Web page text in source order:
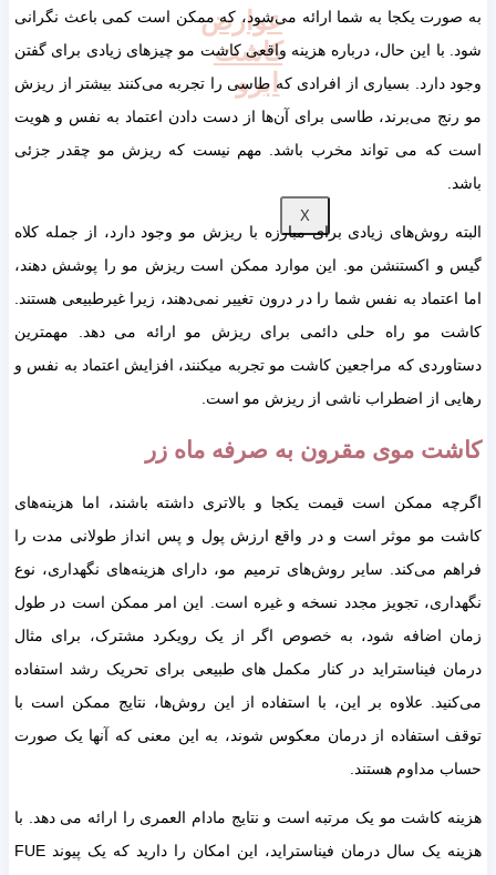
عوارض
کاشت
ابرو
X
به صورت یکجا به شما ارائه می‌شود، که ممکن است کمی باعث نگرانی
شود. با این حال، درباره هزینه واقعی کاشت مو چیزهای زیادی برای گفتن
وجود دارد. بسیاری از افرادی که طاسی را تجربه می‌کنند بیشتر از ریزش
مو رنج می‌برند، طاسی برای آن‌ها از دست دادن اعتماد به نفس و هویت
است که می تواند مخرب باشد. مهم نیست که ریزش مو چقدر جزئی
باشد.
البته روش‌های زیادی برای مبارزه با ریزش مو وجود دارد، از جمله کلاه
گیس و اکستنشن مو. این موارد ممکن است ریزش مو را پوشش دهند،
اما اعتماد به نفس شما را در درون تغییر نمی‌دهند، زیرا غیرطبیعی هستند.
کاشت مو راه حلی دائمی برای ریزش مو ارائه می دهد. مهمترین
دستاوردی که مراجعین کاشت مو تجربه می‎کنند، افزایش اعتماد به نفس و
رهایی از اضطراب ناشی از ریزش مو است.
کاشت موی مقرون به صرفه ماه زر
اگرچه ممکن است قیمت یکجا و بالاتری داشته باشند، اما هزینه‌های
کاشت مو موثر است و در واقع ارزش پول و پس انداز طولانی مدت را
فراهم می‌کند. سایر روش‌های ترمیم مو، دارای هزینه‌های نگهداری، نوع
نگهداری، تجویز مجدد نسخه و غیره است. این امر ممکن است در طول
زمان اضافه شود، به خصوص اگر از یک رویکرد مشترک، برای مثال
درمان فیناستراید در کنار مکمل های طبیعی برای تحریک رشد استفاده
می‌کنید. علاوه بر این، با استفاده از این روش‌ها، نتایج ممکن است با
توقف استفاده از درمان معکوس شوند، به این معنی که آنها یک صورت
حساب مداوم هستند.
هزینه کاشت مو یک‎ مرتبه است و نتایج مادام العمری را ارائه می دهد. با
هزینه یک سال درمان فیناستراید، این امکان را دارید که یک پیوند FUE